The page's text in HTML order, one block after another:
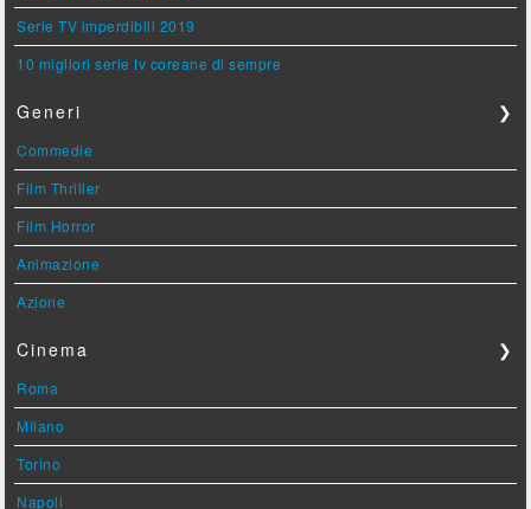
Serie TV imperdibili 2019
10 migliori serie tv coreane di sempre
Generi ❯
Commedie
Film Thriller
Film Horror
Animazione
Azione
Cinema ❯
Roma
Milano
Torino
Napoli